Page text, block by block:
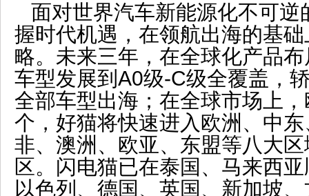
面对世界汽车新能源化不可逆
握时代机遇，在领航出海的基
略。未来三年，在全球化产品
车型发展到A0级-C级全覆盖，
全部车型出海；在全球市场上
个，好猫将快速进入欧洲、中
非、澳洲、欧亚、东盟等八大
区。闪电猫已在泰国、马来西
以色列、德国、英国、新加坡